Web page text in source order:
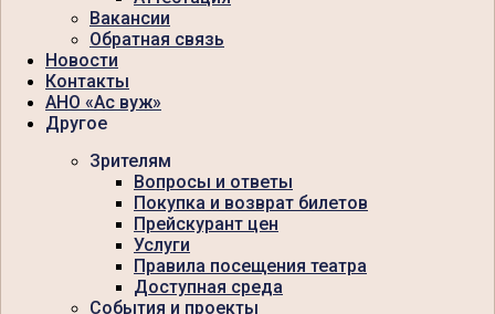
Вакансии
Обратная связь
Новости
Контакты
АНО «Ас вуж»
Другое
Зрителям
Вопросы и ответы
Покупка и возврат билетов
Прейскурант цен
Услуги
Правила посещения театра
Доступная среда
События и проекты